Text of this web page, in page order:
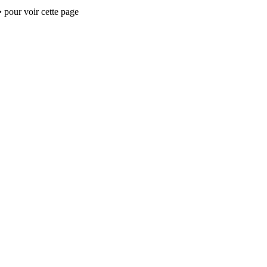
pour voir cette page